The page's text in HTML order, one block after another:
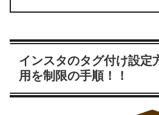
インスタのタグ付け設定
用を制限の手順！！